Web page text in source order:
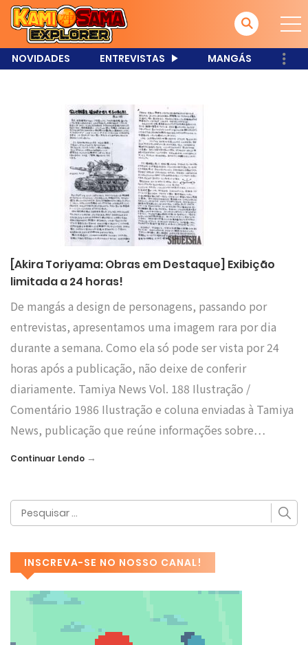
NOVIDADES ENTREVISTAS MANGÁS
[Akira Toriyama: Obras em Destaque] Exibição
limitada a 24 horas!
De mangás a design de personagens, passando por
entrevistas, apresentamos uma imagem rara por dia
durante a semana. Como ela só pode ser vista por 24
horas após a publicação, não deixe de conferir
diariamente. Tamiya News Vol. 188 Ilustração /
Comentário 1986 Ilustração e coluna enviadas à Tamiya
News, publicação que reúne informações sobre…
Continuar Lendo →
INSCREVA-SE NO NOSSO CANAL!